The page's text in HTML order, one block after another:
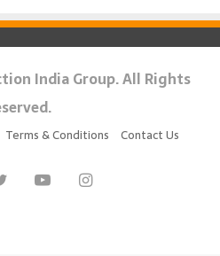
India Group. All Rights
Terms & Conditions Contact Us
Twitter YouTubeInstagram